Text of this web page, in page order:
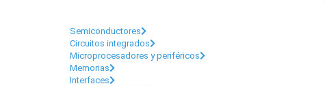
Semiconductores
Circuitos integrados
Microprocesadores y periféricos
Memorias
Interfaces